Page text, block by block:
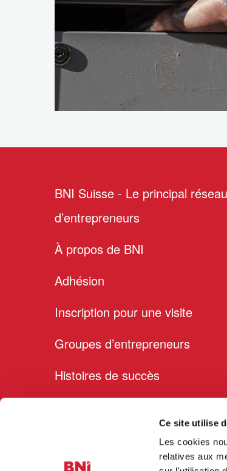
Ce site utilise
Les cookies
relatives aux
BNI Suisse - Le principal réseau
d’entrepreneurs
À propos de BNI
Adhésion
Inscription pour une visite
Groupes d’entrepreneurs
Histoires de succès